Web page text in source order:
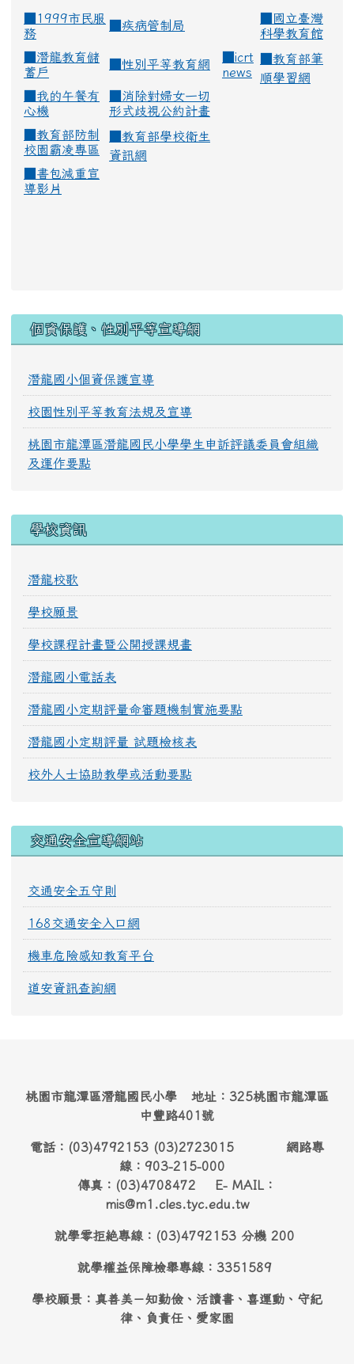
■1999市民服
務
疾病管制局
國立臺灣
科學教育館
潛龍教育儲
蓄戶
性別平等教育網
icrt
news
教育部筆
順學習網
我的午餐有
心機
消除對婦女一切
形式歧視公約計畫
教育部防制
校園霸凌專區
教育部學校衛生
資訊網
書包減重宣
導影片
個資保護、性別平等宣導網
潛龍國小個資保護宣導
校園性別平等教育法規及宣導
桃園市龍潭區潛龍國民小學學生申訴評議委員會組織
及運作要點
學校資訊
潛龍校歌
學校願景
學校課程計畫暨公開授課規畫
潛龍國小電話表
潛龍國小定期評量命審題機制實施要點
潛龍國小定期評量 試題檢核表
校外人士協助教學或活動要點
交通安全宣導網站
交通安全五守則
168交通安全入口網
機車危險感知教育平台
道安資訊查詢網
桃園市龍潭區潛龍國民小學 地址：325桃園市龍潭區
中豐路401號
電話：(03)4792153 (03)2723015 網路專
線：903-215-000
傳真：(03)4708472 E- MAIL：
mis@m1.cles.tyc.edu.tw
就學零拒絶專線：(03)4792153 分機 200
就學權益保障檢舉專線：3351589
學校願景：真善美－知勤儉、活讀書、喜運動、守紀
律、負責任、愛家園